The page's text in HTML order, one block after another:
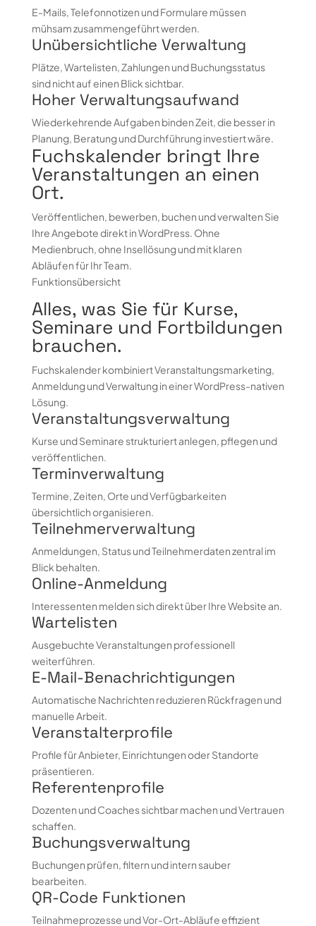
E-Mails, Telefonnotizen und Formulare müssen
mühsam zusammengeführt werden.
Unübersichtliche Verwaltung
Plätze, Wartelisten, Zahlungen und Buchungsstatus
sind nicht auf einen Blick sichtbar.
Hoher Verwaltungsaufwand
Wiederkehrende Aufgaben binden Zeit, die besser in
Planung, Beratung und Durchführung investiert wäre.
Fuchskalender bringt Ihre
Veranstaltungen an einen
Ort.
Veröffentlichen, bewerben, buchen und verwalten Sie
Ihre Angebote direkt in WordPress. Ohne
Medienbruch, ohne Insellösung und mit klaren
Abläufen für Ihr Team.
Funktionsübersicht
Alles, was Sie für Kurse,
Seminare und Fortbildungen
brauchen.
Fuchskalender kombiniert Veranstaltungsmarketing,
Anmeldung und Verwaltung in einer WordPress-nativen
Lösung.
Veranstaltungsverwaltung
Kurse und Seminare strukturiert anlegen, pflegen und
veröffentlichen.
Terminverwaltung
Termine, Zeiten, Orte und Verfügbarkeiten
übersichtlich organisieren.
Teilnehmerverwaltung
Anmeldungen, Status und Teilnehmerdaten zentral im
Blick behalten.
Online-Anmeldung
Interessenten melden sich direkt über Ihre Website an.
Wartelisten
Ausgebuchte Veranstaltungen professionell
weiterführen.
E-Mail-Benachrichtigungen
Automatische Nachrichten reduzieren Rückfragen und
manuelle Arbeit.
Veranstalterprofile
Profile für Anbieter, Einrichtungen oder Standorte
präsentieren.
Referentenprofile
Dozenten und Coaches sichtbar machen und Vertrauen
schaffen.
Buchungsverwaltung
Buchungen prüfen, filtern und intern sauber
bearbeiten.
QR-Code Funktionen
Teilnahmeprozesse und Vor-Ort-Abläufe effizient